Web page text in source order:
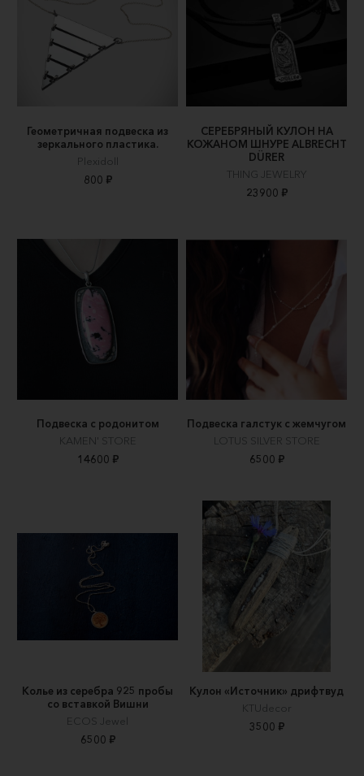
Геометричная подвеска из
зеркального пластика.
Plexidoll
800 ₽
СЕРЕБРЯНЫЙ КУЛОН НА
КОЖАНОМ ШНУРЕ ALBRECHT
DÜRER
THING JEWELRY
23900 ₽
Подвеска с родонитом
KAMEN' STORE
14600 ₽
Подвеска галстук с жемчугом
LOTUS SILVER STORE
6500 ₽
Колье из серебра 925 пробы
со вставкой Вишни
ECOS Jewel
6500 ₽
Кулон «Источник» дрифтвуд
KTUdecor
3500 ₽